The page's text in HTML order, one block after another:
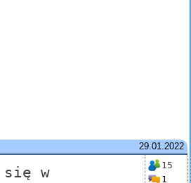
29.01.2022
15
1
się w